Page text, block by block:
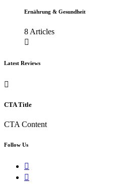
Ernährung & Gesundheit
8 Articles
Latest Reviews
CTA Title
CTA Content
Follow Us